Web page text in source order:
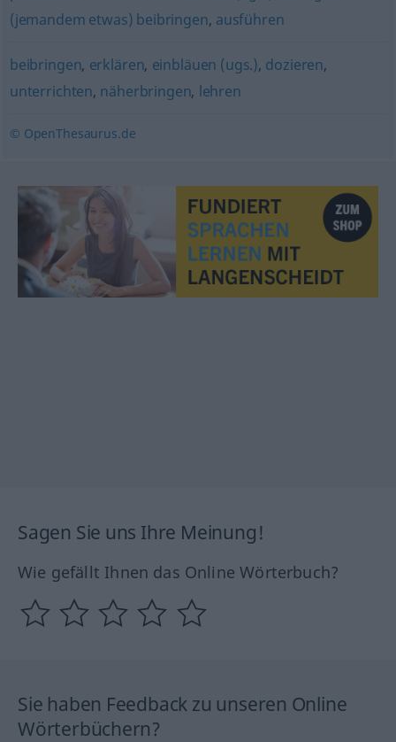
(jemandem etwas) beibringen, ausführen
beibringen, erklären, einbläuen (ugs.), dozieren,
unterrichten, näherbringen, lehren
© OpenThesaurus.de
Sagen Sie uns Ihre Meinung!
Wie gefällt Ihnen das Online Wörterbuch?
Sie haben Feedback zu unseren Online
Wörterbüchern?